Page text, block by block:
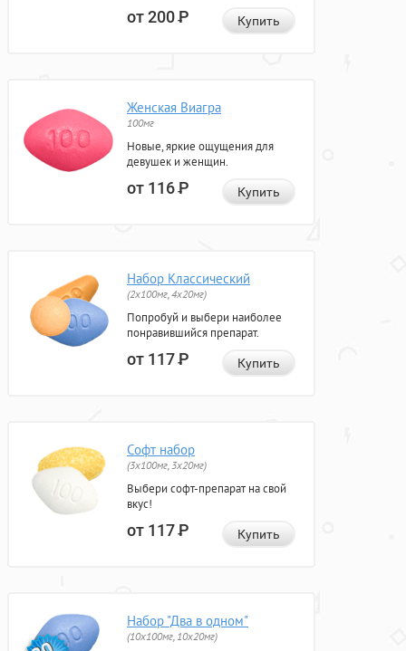
от 200Р Купить
Женская Виагра
100мг
Новые, яркие ощущения для
девушек и женщин.
от 116Р Купить
Набор Классический
(2x100мг, 4x20мг)
Попробуй и выбери наиболее
понравившийся препарат.
от 117Р Купить
Софт набор
(3x100мг, 3x20мг)
Выбери софт-препарат на свой
вкус!
от 117Р Купить
Набор "Два в одном"
(10x100мг, 10x20мг)